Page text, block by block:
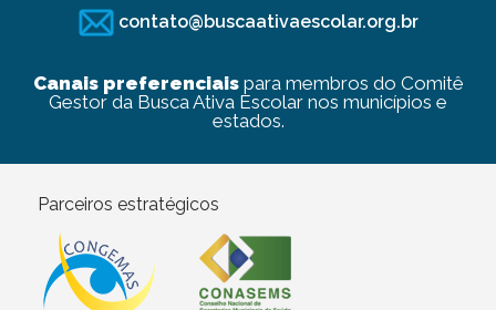
contato@buscaativaescolar.org.br
Canais preferenciaispara membros do Comitê
Gestor da Busca Ativa Escolar nos municípios e
estados.
Parceiros estratégicos